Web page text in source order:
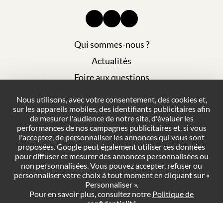
Qui sommes-nous ?
Actualités
Foire aux questions
Plan du site
Politique de confidentialité
Conditions générales de vente
Gestion des cookies
NOUS CONTACTER
Nous utilisons, avec votre consentement, des cookies et,
sur les appareils mobiles, des identifiants publicitaires afin
de mesurer l'audience de notre site, d'évaluer les
performances de nos campagnes publicitaires et, si vous
l'acceptez, de personnaliser les annonces qui vous sont
proposées. Google peut également utiliser ces données
pour diffuser et mesurer des annonces personnalisées ou
non personnalisées. Vous pouvez accepter, refuser ou
personnaliser votre choix à tout moment en cliquant sur «
Personnaliser ».
Pour en savoir plus, consultez notre Politique de